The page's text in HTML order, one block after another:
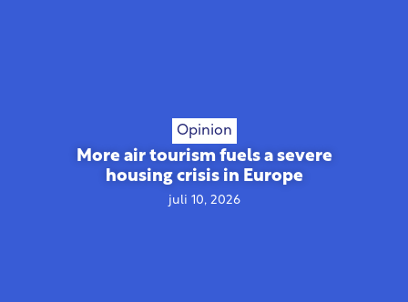
Opinion
More air tourism fuels a severe
housing crisis in Europe
juli 10, 2026